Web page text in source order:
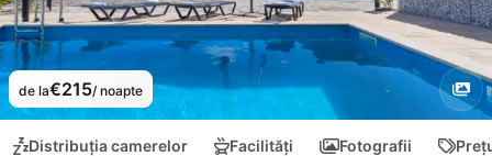
de la€215/ noapte
Distribuția camerelor Facilități Fotografii